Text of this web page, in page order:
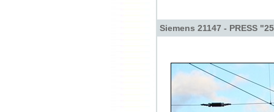
Siemens 21147 - PRESS